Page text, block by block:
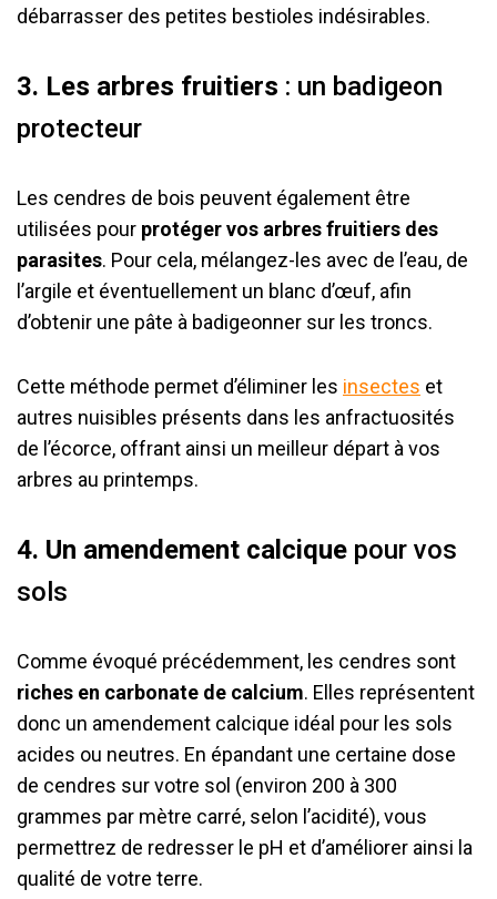
débarrasser des petites bestioles indésirables.
3. Les arbres fruitiers : un badigeon
protecteur
Les cendres de bois peuvent également être
utilisées pour protéger vos arbres fruitiers des
parasites. Pour cela, mélangez-les avec de l’eau, de
l’argile et éventuellement un blanc d’œuf, afin
d’obtenir une pâte à badigeonner sur les troncs.
Cette méthode permet d’éliminer les insectes et
autres nuisibles présents dans les anfractuosités
de l’écorce, offrant ainsi un meilleur départ à vos
arbres au printemps.
4. Un amendement calcique pour vos
sols
Comme évoqué précédemment, les cendres sont
riches en carbonate de calcium. Elles représentent
donc un amendement calcique idéal pour les sols
acides ou neutres. En épandant une certaine dose
de cendres sur votre sol (environ 200 à 300
grammes par mètre carré, selon l’acidité), vous
permettrez de redresser le pH et d’améliorer ainsi la
qualité de votre terre.